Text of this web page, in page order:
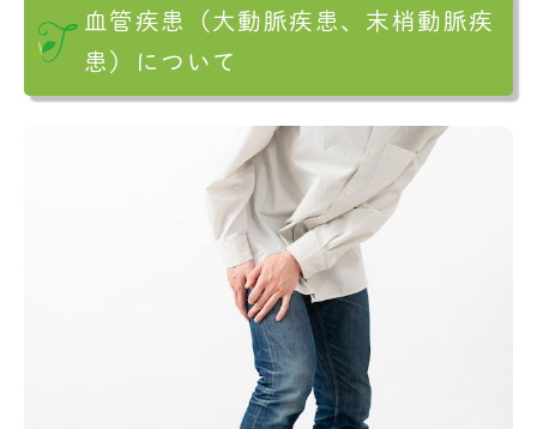
血管疾患（大動脈疾患、末梢動脈疾
患）について